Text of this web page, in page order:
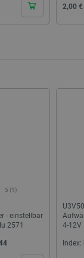
Cena
2,00 €
5 (1)
- einstellbar
2571
4-12V
Index:
.botland.de
botland.de
9